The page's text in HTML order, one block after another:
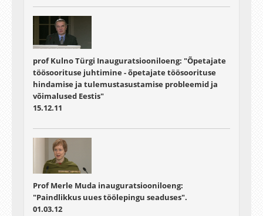
prof Kulno Türgi Inauguratsiooniloeng: "Õpetajate
töösoorituse juhtimine - õpetajate töösoorituse
hindamise ja tulemustasustamise probleemid ja
võimalused Eestis"
15.12.11
Prof Merle Muda inauguratsiooniloeng:
"Paindlikkus uues töölepingu seaduses".
01.03.12